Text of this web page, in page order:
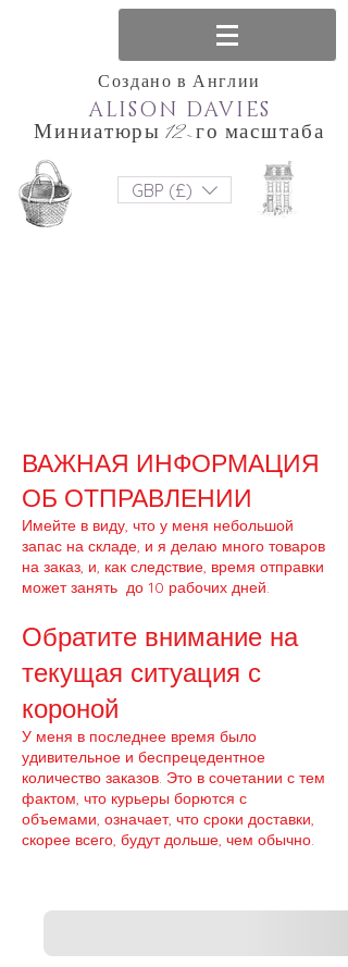
Создано в Англии
Миниатюры 12-го масштаба
ALISON DAVIES
GBP (£)
ВАЖНАЯ ИНФОРМАЦИЯ
ОБ ОТПРАВЛЕНИИ
Имейте в виду, что у меня небольшой
запас на складе, и я делаю много товаров
на заказ, и, как следствие, время отправки
может занять до 10 рабочих дней.
Обратите внимание на
текущая ситуация с
короной
У меня в последнее время было
удивительное и беспрецедентное
количество заказов. Это в сочетании с тем
фактом, что курьеры борются с
объемами, означает, что сроки доставки,
скорее всего, будут дольше, чем обычно.